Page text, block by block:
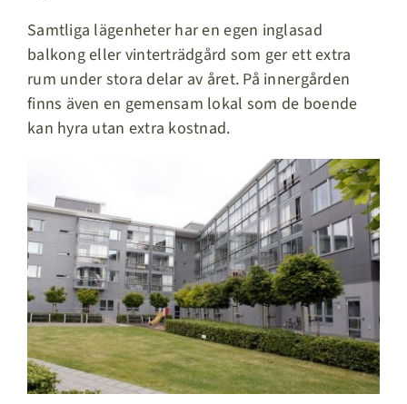
Samtliga lägenheter har en egen inglasad
balkong eller vinterträdgård som ger ett extra
rum under stora delar av året. På innergården
finns även en gemensam lokal som de boende
kan hyra utan extra kostnad.